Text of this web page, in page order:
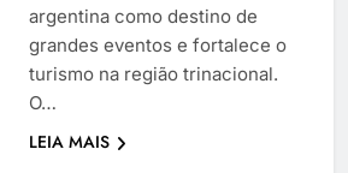
argentina como destino de
grandes eventos e fortalece o
turismo na região trinacional.
O…
LEIA MAIS